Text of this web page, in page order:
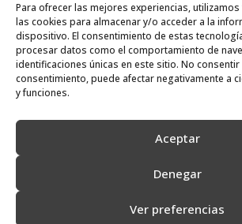
Para ofrecer las mejores experiencias,
las cookies para almacenar y/o acceder a la
dispositivo. El consentimiento de estas
procesar datos como el comportamiento de
identificaciones únicas en este sitio. No
consentimiento, puede afectar negativamente a
y funciones.
Aceptar
Denegar
Ver preferencias
CONTACTO
667 841 238
info@adimur.es
2022 © Adimur · Asociación de Directivos de la